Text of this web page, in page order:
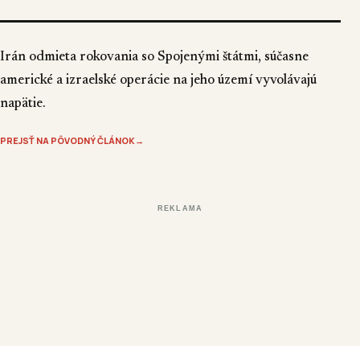
Irán odmieta rokovania so Spojenými štátmi, súčasne
americké a izraelské operácie na jeho území vyvolávajú
napätie.
PREJSŤ NA PÔVODNÝ ČLÁNOK →
REKLAMA